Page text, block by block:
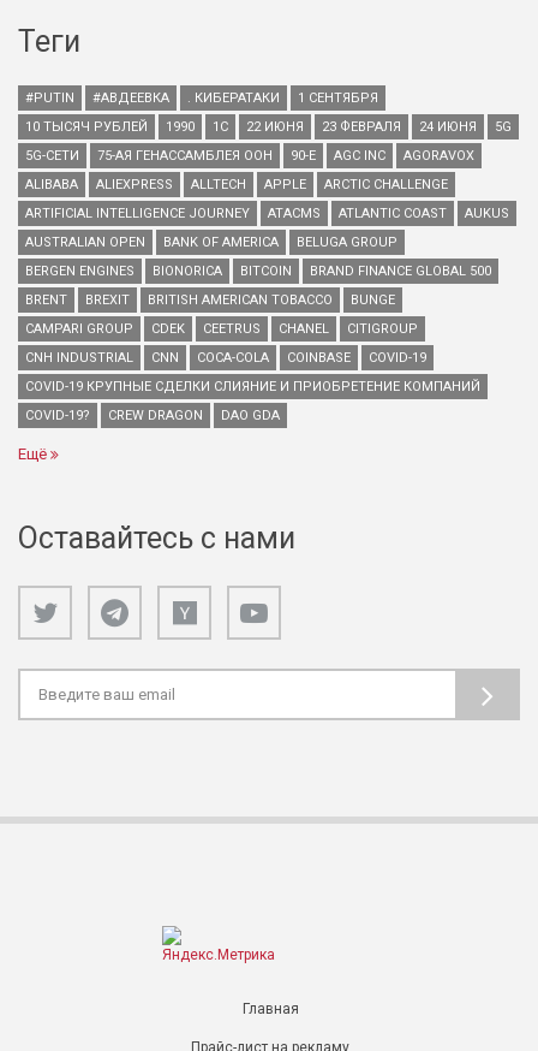
Теги
#PUTIN #АВДЕЕВКА . КИБЕРАТАКИ
1 СЕНТЯБРЯ
10 ТЫСЯЧ РУБЛЕЙ
1990 1С 22 ИЮНЯ 23 ФЕВРАЛЯ 24 ИЮНЯ
5G
5G-СЕТИ
75-АЯ ГЕНАССАМБЛЕЯ ООН 90-Е AGC INC
AGORAVOX
ALIBABA
ALIEXPRESS ALLTECH APPLE
ARCTIC CHALLENGE
ARTIFICIAL INTELLIGENCE JOURNEY
ATACMS ATLANTIC COAST
AUKUS
AUSTRALIAN OPEN
BANK OF AMERICA
BELUGA GROUP
BERGEN ENGINES
BIONORICA BITCOIN
BRAND FINANCE GLOBAL 500
BRENT
BREXIT BRITISH AMERICAN TOBACCO
BUNGE
CAMPARI GROUP
CDEK CEETRUS CHANEL
CITIGROUP
CNH INDUSTRIAL
CNN COCA-COLA COINBASE
COVID-19
COVID-19 КРУПНЫЕ СДЕЛКИ СЛИЯНИЕ И ПРИОБРЕТЕНИЕ КОМПАНИЙ
COVID-19?
CREW DRAGON DAO GDA
Ещё
Оставайтесь с нами
Главная
Прайс-лист на рекламу